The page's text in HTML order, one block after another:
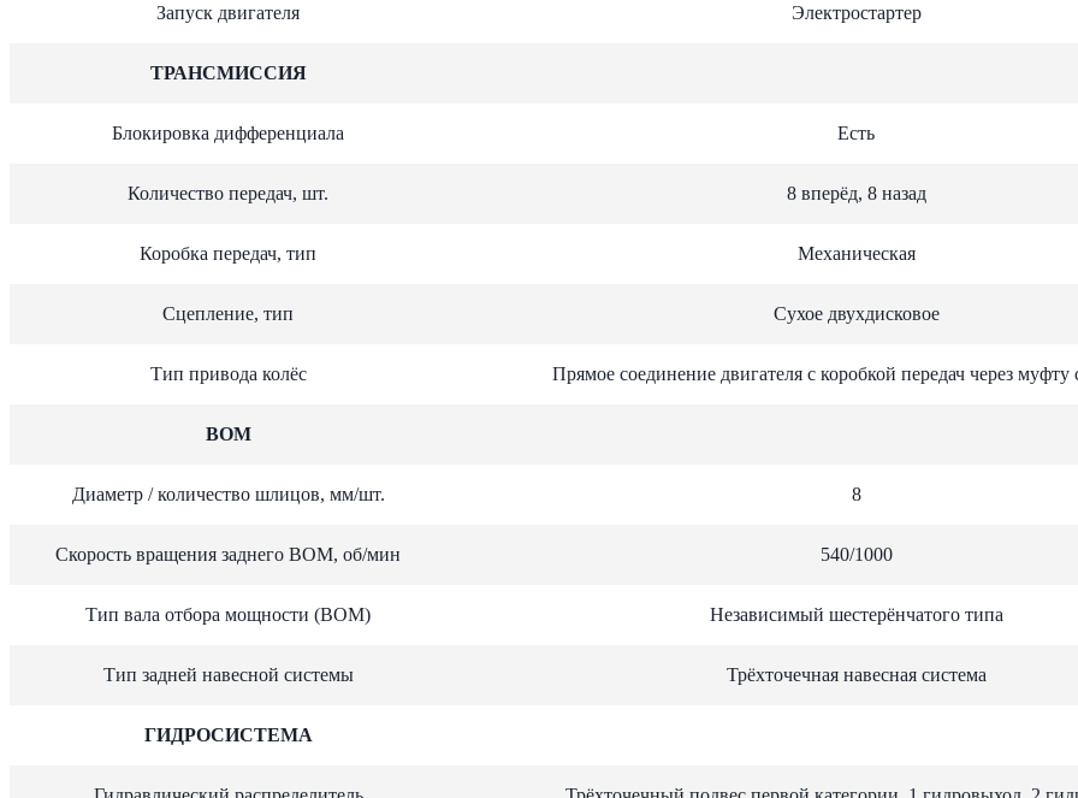
Запуск двигателя Электростартер
ТРАНСМИССИЯ
Блокировка дифференциала Есть
Количество передач, шт. 8 вперёд, 8 назад
Коробка передач, тип Механическая
Сцепление, тип Сухое двухдисковое
Тип привода колёс Прямое соединение двигателя с коробкой передач через муфту
ВОМ
Диаметр / количество шлицов, мм/шт. 8
Скорость вращения заднего ВОМ, об/мин 540/1000
Тип вала отбора мощности (ВОМ) Независимый шестерёнчатого типа
Тип задней навесной системы Трёхточечная навесная система
ГИДРОСИСТЕМА